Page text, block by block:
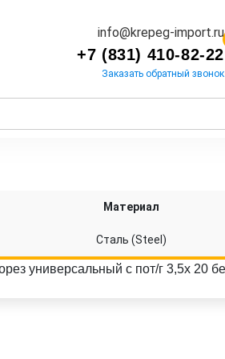
info@krepeg-import.ru
+7 (831) 410-82-22
Заказать обратный звонок
Материал
Сталь (Steel)